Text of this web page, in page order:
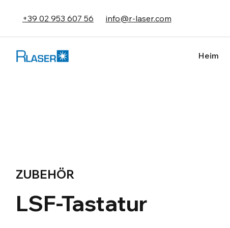
+39 02 953 607 56 info@r-laser.com
Heim
ZUBEHÖR
LSF-Tastatur